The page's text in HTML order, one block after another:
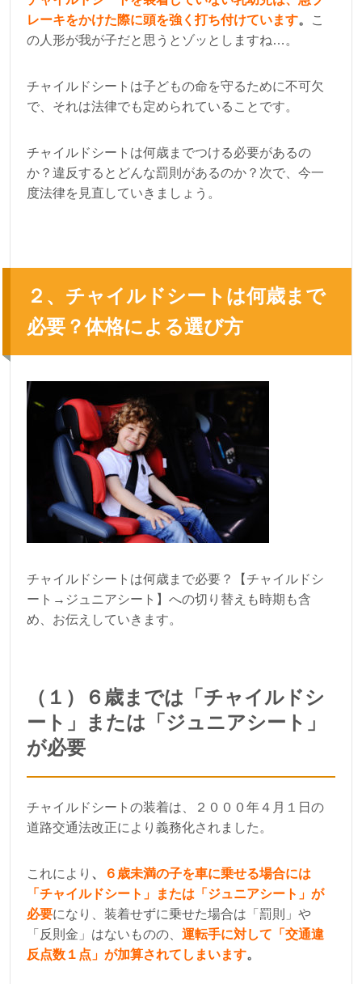
レーキをかけた際に頭を強く打ち付けています。
こ
の人形が我が子だと思うとゾッとしますね…。
チャイルドシートは子どもの命を守るために不可欠
で、それは法律でも定められていることです。
チャイルドシートは何歳までつける必要があるの
か？違反するとどんな罰則があるのか？次で、今一
度法律を見直していきましょう。
２、チャイルドシートは何歳まで
必要？体格による選び方
チャイルドシートは何歳まで必要？【チャイルドシ
ート→ジュニアシート】への切り替えも時期も含
め、お伝えしていきます。
（１）６歳までは「チャイルドシ
ート」または「ジュニアシート」
が必要
チャイルドシートの装着は、２０００年４月１日の
道路交通法改正により義務化されました。
これにより 、
６歳未満の子を車に乗せる場合には
「チャイルドシート」または「ジュニアシート」が
必要になり、装着せずに乗せた場合は「罰則」や
「反則金」はないものの、 運転手に対して「交通違
反点数１点」が加算されてしまいます。